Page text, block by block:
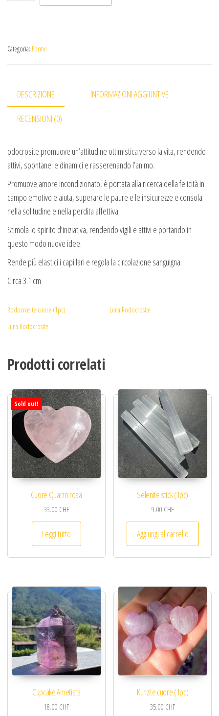
Categoria: Forme
DESCRIZIONE INFORMAZIONI AGGIUNTIVE
RECENSIONI (0)
odocrosite promuove un’attitudine ottimistica verso la vita, rendendo
attivi, spontanei e dinamici e rasserenando l’animo.
Promuove amore incondizionato, è portata alla ricerca della felicità in
campo emotivo e aiuta, superare le paure e le insicurezze e consola
nella solitudine e nella perdita affettiva.
Stimola lo spirito d’iniziativa, rendendo vigili e attivi e portando in
questo modo nuove idee.
Rende più elastici i capillari e regola la circolazione sanguigna.
Circa 3.1 cm
Rodocrosite cuore (1pc)
Luna Rodocrosite
Luna Rodocrosite
Prodotti correlati
Sold out!
Cuore Quarzo rosa
33.00 CHF
Leggi tutto
Selenite stick (1pc)
9.00 CHF
Aggiungi al carrello
Cupcake Ametista
18.00 CHF
Kunzite cuore (1pc)
35.00 CHF